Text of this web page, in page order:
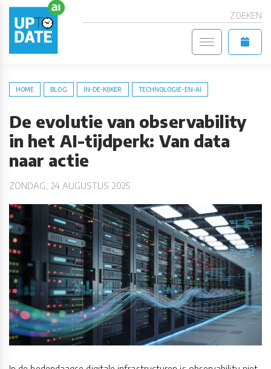
ZOEKEN
HOME BLOG IN-DE-KIJKER TECHNOLOGIE-EN-AI
De evolutie van observability
in het AI-tijdperk: Van data
naar actie
ZONDAG, 24 AUGUSTUS 2025